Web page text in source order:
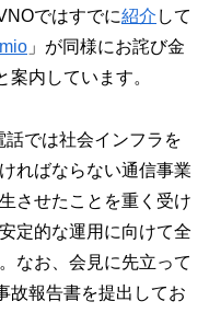
ではすでに紹介 して
」が同様にお詫び金
内しています。
では社会インフラを
ればならない通信事業
させたことを重く受け
定的な運用に向けて全
なお、会見に先立って
故報告書を提出してお